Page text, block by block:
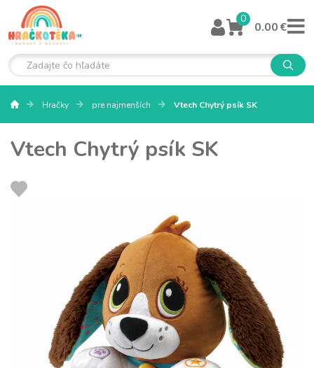
0
0.00 €
Hračky pre najmenších Vtech Chytrý psík SK
Vtech Chytrý psík SK